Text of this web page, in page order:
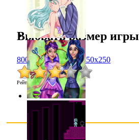
Выбрать размер игры
800x600 1024x768 450x250
Рейтинг :3.3/3